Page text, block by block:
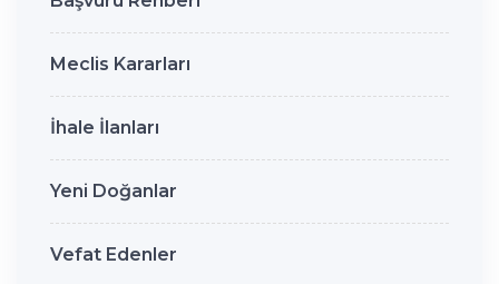
Meclis Kararları
İhale İlanları
Yeni Doğanlar
Vefat Edenler